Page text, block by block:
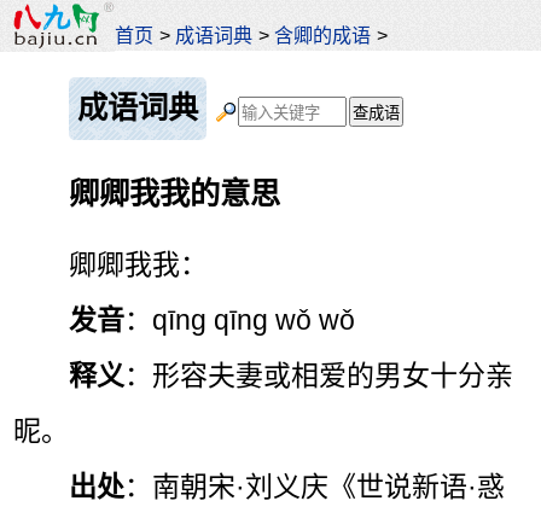
首页 > 成语词典 >含卿的成语 >
成语词典
卿卿我我的意思
卿卿我我：
发音：qīng qīng wǒ wǒ
释义 ：形容夫妻或相爱的男女十分亲
昵。
出处：南朝宋·刘义庆《世说新语·惑